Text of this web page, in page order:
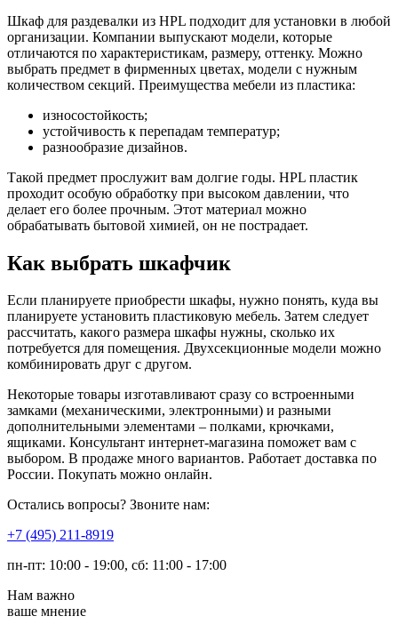
Шкаф для раздевалки из HPL подходит для установки в любой
организации. Компании выпускают модели, которые
отличаются по характеристикам, размеру, оттенку. Можно
выбрать предмет в фирменных цветах, модели с нужным
количеством секций. Преимущества мебели из пластика:
износостойкость;
устойчивость к перепадам температур;
разнообразие дизайнов.
Такой предмет прослужит вам долгие годы. HPL пластик
проходит особую обработку при высоком давлении, что
делает его более прочным. Этот материал можно
обрабатывать бытовой химией, он не пострадает.
Как выбрать шкафчик
Если планируете приобрести шкафы, нужно понять, куда вы
планируете установить пластиковую мебель. Затем следует
рассчитать, какого размера шкафы нужны, сколько их
потребуется для помещения. Двухсекционные модели можно
комбинировать друг с другом.
Некоторые товары изготавливают сразу со встроенными
замками (механическими, электронными) и разными
дополнительными элементами – полками, крючками,
ящиками. Консультант интернет-магазина поможет вам с
выбором. В продаже много вариантов. Работает доставка по
России. Покупать можно онлайн.
Остались вопросы? Звоните нам:
​+7 (495) 211-8919
пн-пт: 10:00 - 19:00, сб: 11:00 - 17:00
Нам важно
ваше мнение